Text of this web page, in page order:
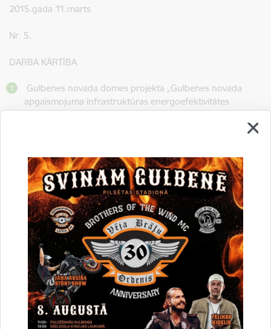
2015.gada 11.marts
Nr. 5.
DARBA KĀRTĪBA
Gulbenes novada domes projekta „Gulbenes novada
apgaismojuma infrastruktūras energoefektivitātes
paaugstināšana” atbalstīšanu un līdzfinansējuma
Par grozījumiem 2015.gada 11.februāra domes sēdes
Nr.3, 5.§ „Par Gulbenes novada domes izpilddirektora
pienākumu izpildītāja iecelšanu”.
2015.gada 26.marts
Nr. 6.
DARBA KĀRTĪBA
Par iedzīvotāju reģistrēšanu Gulbenes novada domes
dzīvokļu jautājumu risināšanas reģistrā.